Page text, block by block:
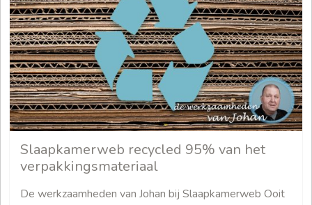
Slaapkamerweb recycled 95% van het
verpakkingsmateriaal
De werkzaamheden van Johan bij Slaapkamerweb Ooit